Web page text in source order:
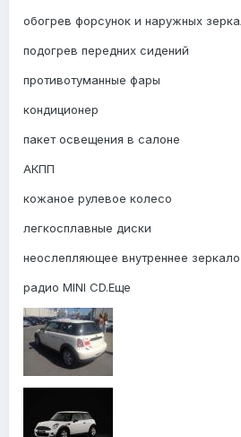
обогрев форсунок и наружных
подогрев передних сидений
противотуманные фары
кондиционер
пакет освещения в салоне
АКПП
кожаное рулевое колесо
легкосплавные диски
неослепляющее внутреннее
радио MINI CD.Еще